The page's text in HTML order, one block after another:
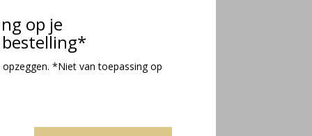
op je
*Niet van toepassing op